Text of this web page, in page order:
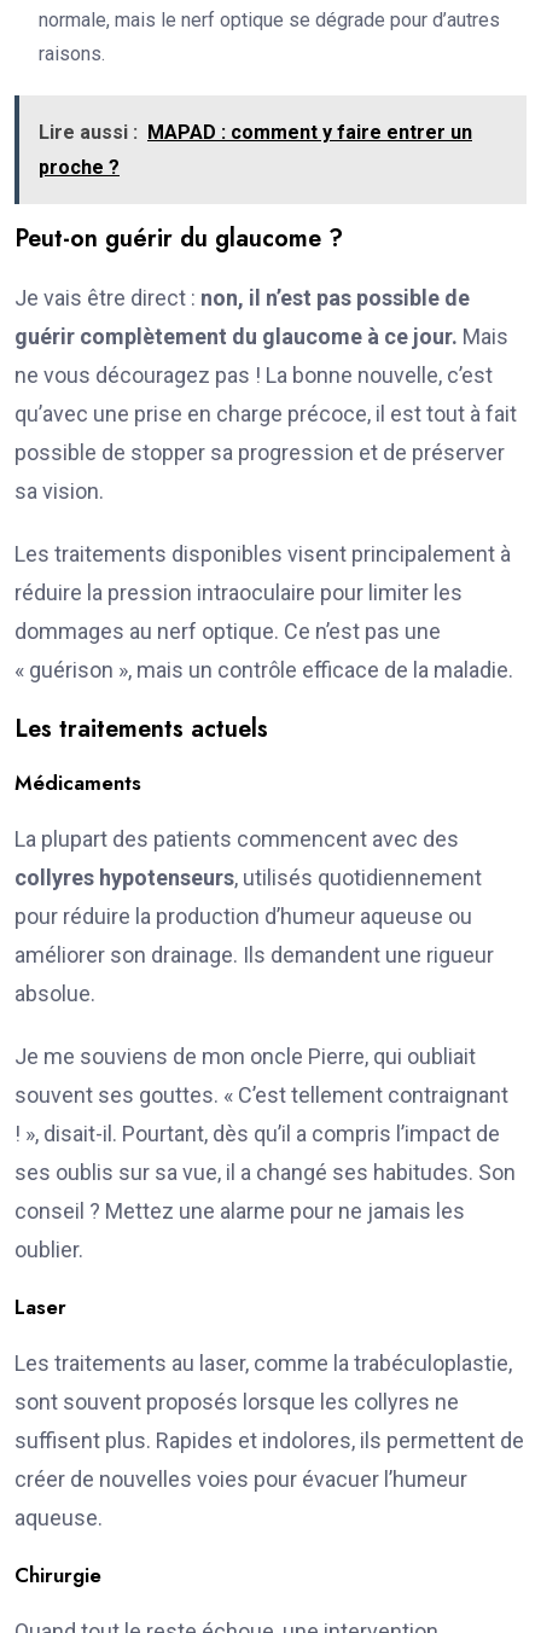
normale, mais le nerf optique se dégrade pour d’autres
raisons.
Lire aussi :
MAPAD : comment y faire entrer un
proche ?
Peut-on guérir du glaucome ?
Je vais être direct : non, il n’est pas possible de
guérir complètement du glaucome à ce jour. Mais
ne vous découragez pas ! La bonne nouvelle, c’est
qu’avec une prise en charge précoce, il est tout à fait
possible de stopper sa progression et de préserver
sa vision.
Les traitements disponibles visent principalement à
réduire la pression intraoculaire pour limiter les
dommages au nerf optique. Ce n’est pas une
« guérison », mais un contrôle efficace de la maladie.
Les traitements actuels
Médicaments
La plupart des patients commencent avec des
collyres hypotenseurs, utilisés quotidiennement
pour réduire la production d’humeur aqueuse ou
améliorer son drainage. Ils demandent une rigueur
absolue.
Je me souviens de mon oncle Pierre, qui oubliait
souvent ses gouttes. « C’est tellement contraignant
! », disait-il. Pourtant, dès qu’il a compris l’impact de
ses oublis sur sa vue, il a changé ses habitudes. Son
conseil ? Mettez une alarme pour ne jamais les
oublier.
Laser
Les traitements au laser, comme la trabéculoplastie,
sont souvent proposés lorsque les collyres ne
suffisent plus. Rapides et indolores, ils permettent de
créer de nouvelles voies pour évacuer l’humeur
aqueuse.
Chirurgie